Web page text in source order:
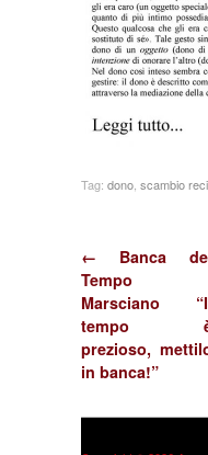
Tag: dono scambio
← Banca
Tempo
Marsciano
tempo
prezioso,
in banca!”